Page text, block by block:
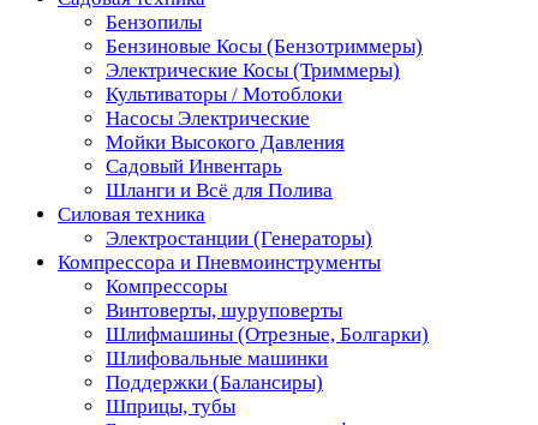
Бензопилы
Бензиновые Косы (Бензотриммеры)
Электрические Косы (Триммеры)
Культиваторы / Мотоблоки
Насосы Электрические
Мойки Высокого Давления
Садовый Инвентарь
Шланги и Всё для Полива
Силовая техника
Электростанции (Генераторы)
Компрессора и Пневмоинструменты
Компрессоры
Винтоверты, шуруповерты
Шлифмашины (Отрезные, Болгарки)
Шлифовальные машинки
Поддержки (Балансиры)
Шприцы, тубы